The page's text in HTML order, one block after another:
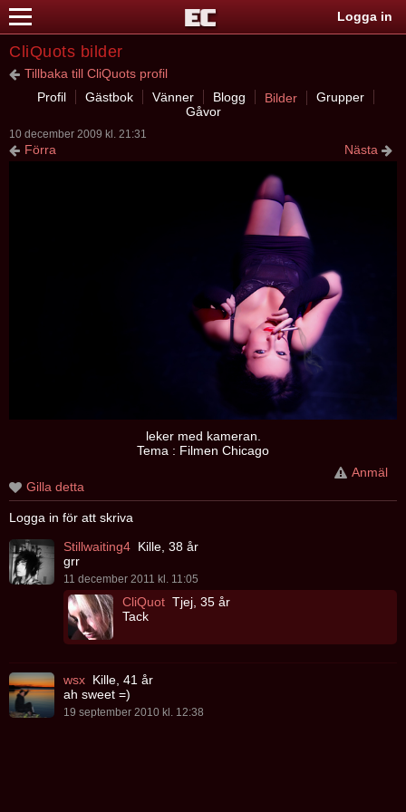
Logga in
CliQuots bilder
Tillbaka till CliQuots profil
Profil
Gästbok Vänner Blogg Bilder
Grupper
Gåvor
10 december 2009 kl. 21:31
Förra Nästa
leker med kameran.
Tema : Filmen Chicago
Anmäl
Gilla detta
Logga in för att skriva
Stillwaiting4 Kille, 38 år
grr
11 december 2011 kl. 11:05
CliQuot Tjej, 35 år
Tack
wsx Kille, 41 år
ah sweet =)
19 september 2010 kl. 12:38